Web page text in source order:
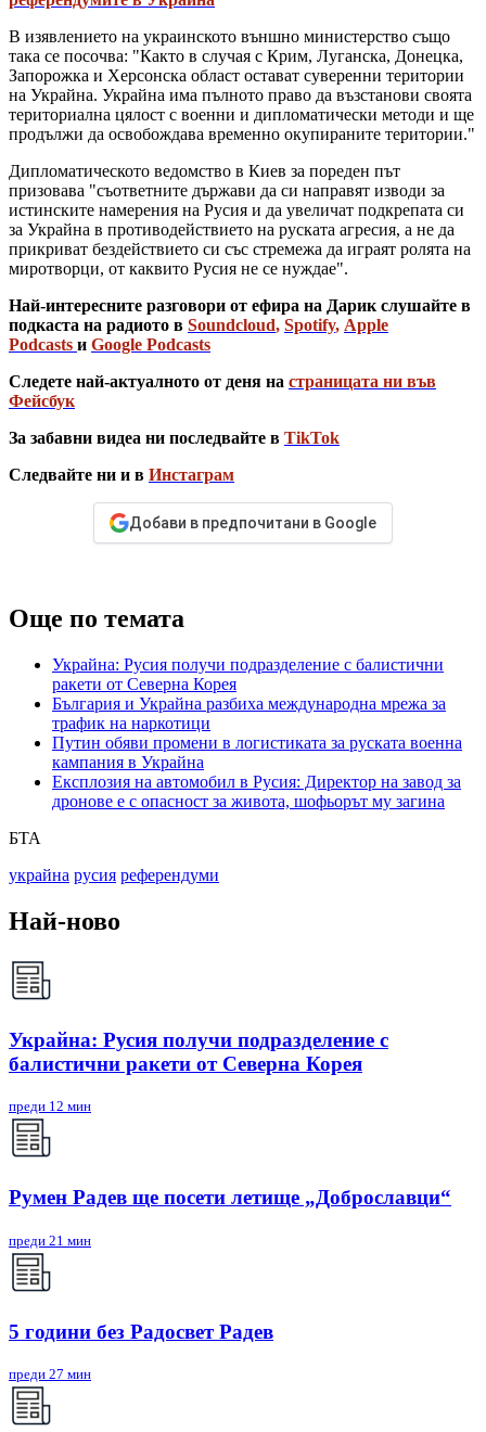
В изявлението на украинското външно министерство също
така се посочва: "Както в случая с Крим, Луганска, Донецка,
Запорожка и Херсонска област остават суверенни територии
на Украйна. Украйна има пълното право да възстанови своята
териториална цялост с военни и дипломатически методи и ще
продължи да освобождава временно окупираните територии."
Дипломатическото ведомство в Киев за пореден път
призовава "съответните държави да си направят изводи за
истинските намерения на Русия и да увеличат подкрепата си
за Украйна в противодействието на руската агресия, а не да
прикриват бездействието си със стремежа да играят ролята на
миротворци, от каквито Русия не се нуждае".
Най-интересните разговори от ефира на Дарик слушайте в
подкаста на радиото в Soundcloud, Spotify, Apple
Podcasts и Google Podcasts
Следете най-актуалното от деня на страницата ни във
Фейсбук
За забавни видеа ни последвайте в TikTok
Следвайте ни и в Инстаграм
Добави в предпочитани в Google
Още по темата
Украйна: Русия получи подразделение с балистични
ракети от Северна Корея
България и Украйна разбиха международна мрежа за
трафик на наркотици
Путин обяви промени в логистиката за руската военна
кампания в Украйна
Експлозия на автомобил в Русия: Директор на завод за
дронове е с опасност за живота, шофьорът му загина
БТА
украйна русия референдуми
Най-ново
Украйна: Русия получи подразделение с
балистични ракети от Северна Корея
преди 12 мин
Румен Радев ще посети летище „Доброславци“
преди 21 мин
5 години без Радосвет Радев
преди 27 мин